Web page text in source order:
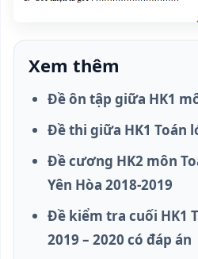
Xem thêm
Đề ôn tập giữa HK1
Đề thi giữa HK1 Toán
Đề cương HK2 môn
Yên Hòa 2018-2019
Đề kiểm tra cuối HK1
2019 – 2020 có đáp án